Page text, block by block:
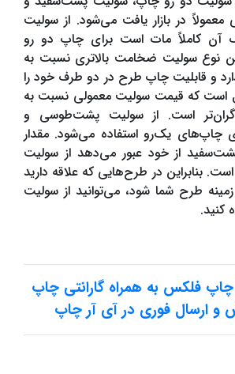
در بازار یافت می‌شود. از سولیت
آن کاملاً مات است برای چاپ دو رو
نوع سولیت ضخامت بالاتری نسبت به
و قابلیت چاپ طرح در دو طرف خود را
است که قیمت سولیت معمولی نسبت به
گران‌تر است. از سولیت پشت‌طوسی و
چاپ‌های یک‌رو استفاده می‌شود. مقدار
از خود عبور می‌دهد از سولیت
بنابراین در طرح‌هایی که علاقه دارید
طرح شما شود، می‌توانید از سولیت
کنید.
فلکس به همراه گارانتی چاپ
و ارسال فوری در آی آر چاپ